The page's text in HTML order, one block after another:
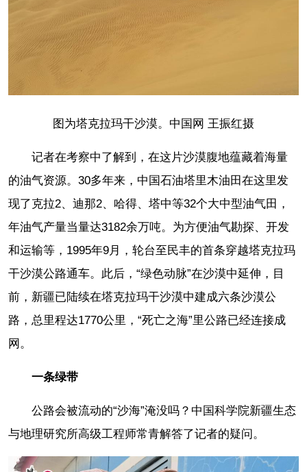
图为塔克拉玛干沙漠。中国网 王振红摄
记者在考察中了解到，在这片沙漠腹地蕴藏着海量
的油气资源。30多年来，中国石油塔里木油田在这里发
现了克拉2、迪那2、哈得、塔中等32个大中型油气田，
年油气产量当量达3182余万吨。为方便油气勘探、开发
和运输等，1995年9月，轮台至民丰的首条穿越塔克拉玛
干沙漠公路通车。此后，“绿色动脉”在沙漠中延伸，目
前，新疆已陆续在塔克拉玛干沙漠中建成六条沙漠公
路，总里程达1770公里，“死亡之海”里公路已经连接成
网。
一条绿带
公路会被流动的“沙海”淹没吗？中国科学院新疆生态
与地理研究所高级工程师常青解答了记者的疑问。